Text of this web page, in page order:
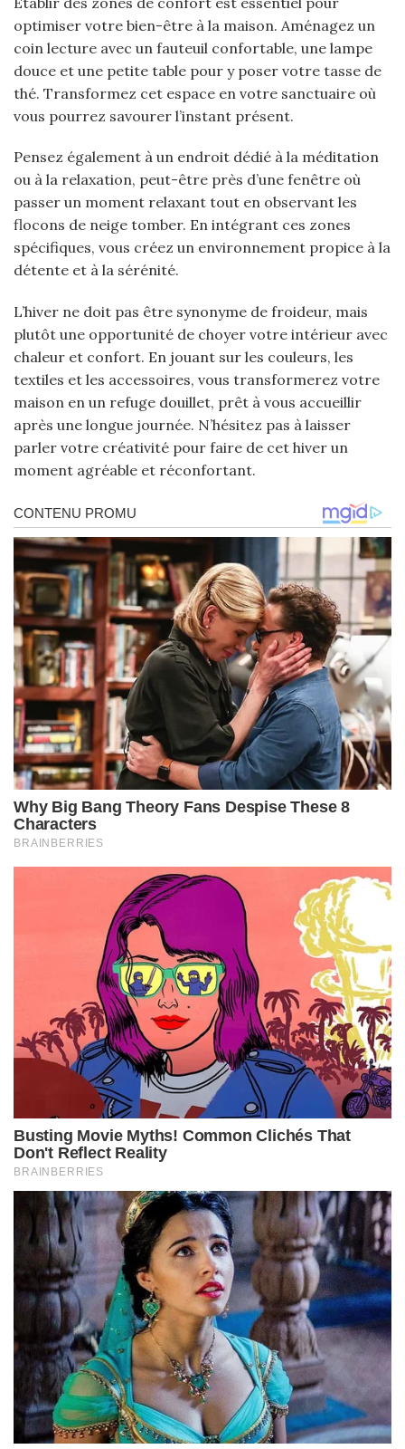
optimiser votre bien-être à la maison. Aménagez un
coin lecture avec un fauteuil confortable, une lampe
douce et une petite table pour y poser votre tasse de
thé. Transformez cet espace en votre sanctuaire où
vous pourrez savourer l’instant présent.
Pensez également à un endroit dédié à la méditation
ou à la relaxation, peut-être près d’une fenêtre où
passer un moment relaxant tout en observant les
flocons de neige tomber. En intégrant ces zones
spécifiques, vous créez un environnement propice à la
détente et à la sérénité.
L’hiver ne doit pas être synonyme de froideur, mais
plutôt une opportunité de choyer votre intérieur avec
chaleur et confort. En jouant sur les couleurs, les
textiles et les accessoires, vous transformerez votre
maison en un refuge douillet, prêt à vous accueillir
après une longue journée. N’hésitez pas à laisser
parler votre créativité pour faire de cet hiver un
moment agréable et réconfortant.